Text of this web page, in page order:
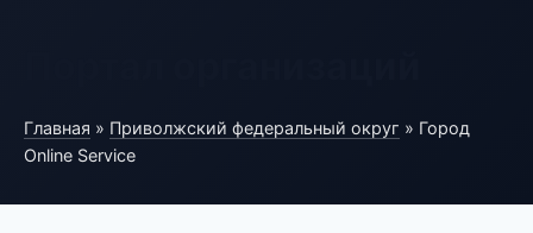
Главная » Приволжский федеральный округ » Город
Online Service